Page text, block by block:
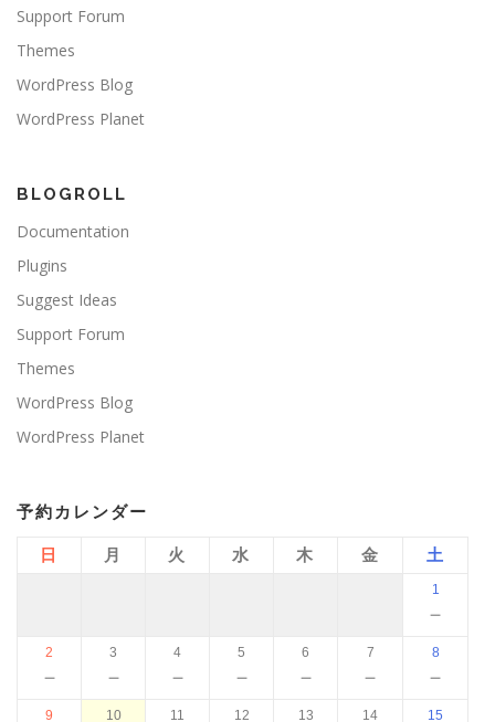
Support Forum
Themes
WordPress Blog
WordPress Planet
BLOGROLL
Documentation
Plugins
Suggest Ideas
Support Forum
Themes
WordPress Blog
WordPress Planet
予約カレンダー
日 月 火 水 木 金 土
1
－
2
－
3
－
4
－
5
－
6
－
7
－
8
－
9 10 11 12 13 14 15